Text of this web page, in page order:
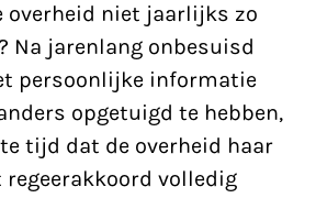
overheid niet jaarlijks zo
Na jarenlang onbesuisd
persoonlijke informatie
opgetuigd te hebben,
tijd dat de overheid haar
volledig